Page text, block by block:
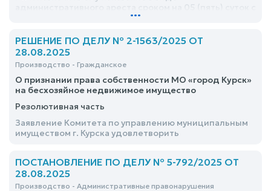
содержанием в спецприемнике ЦИАЗ УМВД России по
срок с 19:00 час. 27 августа 2025 года
...
РЕШЕНИЕ ПО ДЕЛУ № 2-1563/2025 ОТ
28.08.2025
Производство - Гражданское
О признании права собственности МО «город Курск»
на бесхозяйное недвижимое имущество
Резолютивная часть
Заявление Комитета по управлению муниципальным
имуществом г. Курска удовлетворить
ПОСТАНОВЛЕНИЕ ПО ДЕЛУ № 5-792/2025 ОТ
28.08.2025
Производство - Административные правонарушения